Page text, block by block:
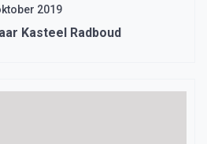
2019
Kasteel Radboud